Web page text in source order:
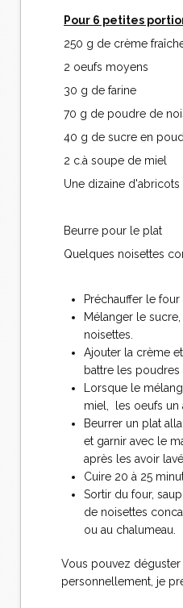
Pour 6 petites
250 g de crème
2 oeufs moyens
30 g de farine
70 g de poudre de
40 g de sucre en
2 c.à soupe de miel
Une dizaine d'abricots
Beurre pour le plat
Quelques noisettes
Préchauffer le four
Mélanger le
noisettes.
Ajouter la crème
battre les poudres
Lorsque le
miel, les oeufs un
Beurrer un plat
et garnir avec le
après les avoir
Cuire 20 à 25
Sortir du four,
de noisettes
ou au chalumeau.
Vous pouvez
personnellement, je